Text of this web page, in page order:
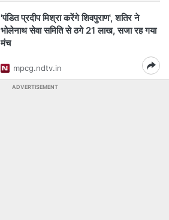
'पंडित प्रदीप मिश्रा करेंगे शिवपुराण', शतिर ने
भोलेनाथ सेवा समिति से ठगे 21 लाख, सजा रह गया
मंच
mpcg.ndtv.in
ADVERTISEMENT